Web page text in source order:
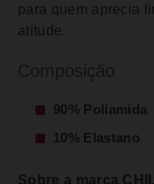
para quem aprecia
atitude.
Composição
90% Poliamida
10% Elastano
Sobre a marca